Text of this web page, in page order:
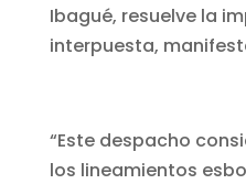
Ibagué, resuelve la
interpuesta,
“Este despacho
los lineamientos